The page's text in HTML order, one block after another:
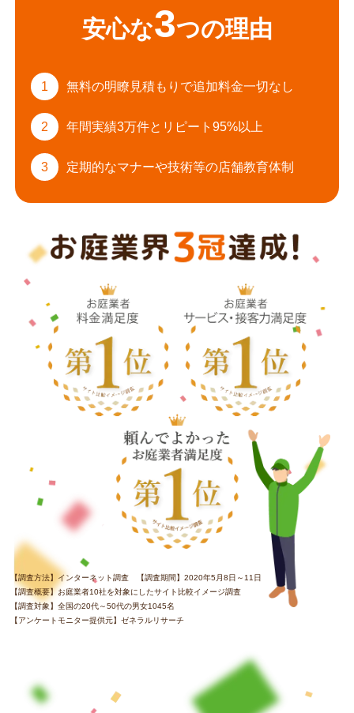
安心な3つの理由
1 無料の明瞭見積もりで追加料金一切なし
2 年間実績3万件と リピート95%以上
3 定期的なマナーや技術等の店舗教育体制
【調査方法】インターネット調査 【調査期間】2020年5月8日～11日
【調査概要】お庭業者10社を対象にしたサイト比較イメージ調査
【調査対象】全国の20代～50代の男女1045名
【アンケートモニター提供元】ゼネラルリサーチ